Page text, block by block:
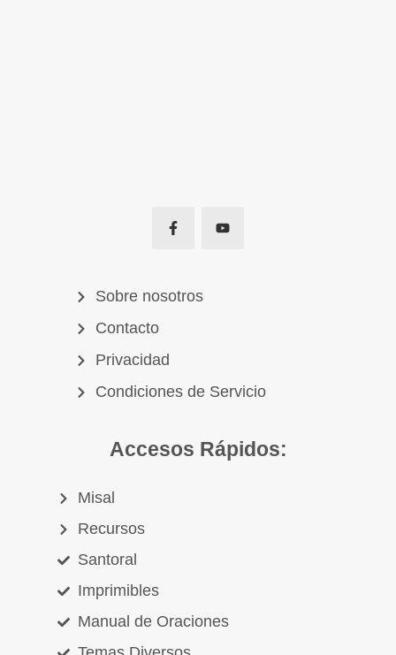
Sobre nosotros
Contacto
Privacidad
Condiciones de Servicio
Accesos Rápidos:
Misal
Recursos
Santoral
Imprimibles
Manual de Oraciones